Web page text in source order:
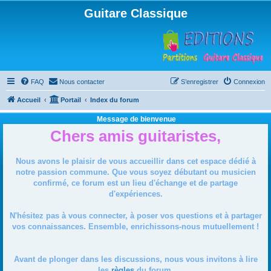
Guitare Classique
FAQ Nous contacter Connexion
S’enregistrer
Accueil Portail Index du forum
Message de bienvenue
Chers amis guitaristes,
Nous avons le plaisir de vous accueillir dans cet espace dédié à
notre passion commune. Que vous soyez débutant ou musicien
confirmé, ce forum est un lieu d'échange et de partage
d'expériences.
N'hésitez pas à vous connecter, à poser vos questions et à partager
vos connaissances. Ensemble, enrichissons-nous mutuellement !
Avant de plonger dans les discussions, nous vous invitons à lire